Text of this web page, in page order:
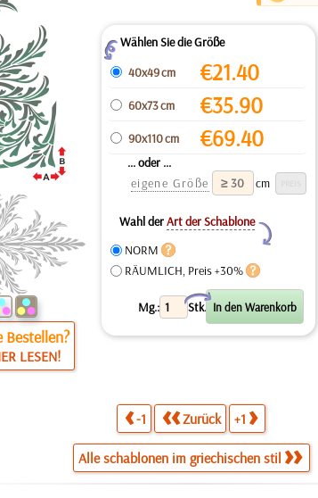
Bestellen?
LESEN!
ZWählen Sie die Größe
40x49 cm
€21.40
60x73 cm €35.90
90x110 cm €69.40
... oder ...
eigene Größe
cm
Wahl derArt der Schablone
Y
NORM
RÄUMLICH, Preis +30%
Mg.: Stk.
X
-1 Zurück +1
Alle schablonen im griechischen stil